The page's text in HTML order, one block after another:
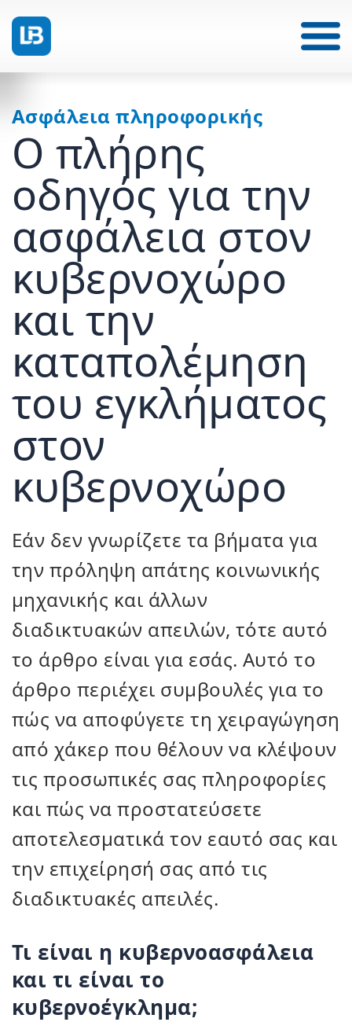
Ασφάλεια πληροφορικής
Ο πλήρης
οδηγός για την
ασφάλεια στον
κυβερνοχώρο
και την
καταπολέμηση
του εγκλήματος
στον
κυβερνοχώρο
Εάν δεν γνωρίζετε τα βήματα για
την πρόληψη απάτης κοινωνικής
μηχανικής και άλλων
διαδικτυακών απειλών, τότε αυτό
το άρθρο είναι για εσάς. Αυτό το
άρθρο περιέχει συμβουλές για το
πώς να αποφύγετε τη χειραγώγηση
από χάκερ που θέλουν να κλέψουν
τις προσωπικές σας πληροφορίες
και πώς να προστατεύσετε
αποτελεσματικά τον εαυτό σας και
την επιχείρησή σας από τις
διαδικτυακές απειλές.
Τι είναι η κυβερνοασφάλεια
και τι είναι το
κυβερνοέγκλημα;